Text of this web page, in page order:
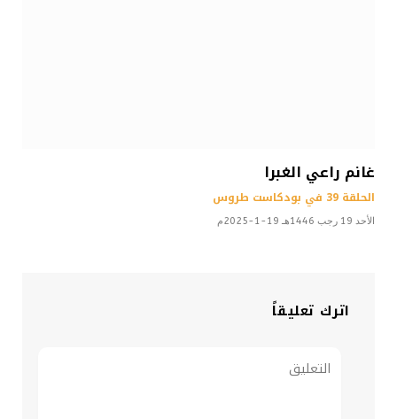
غانم راعي الغبرا
الحلقة 39 في بودكاست طروس
الأحد 19 رجب 1446هـ 19-1-2025م
اترك تعليقاً